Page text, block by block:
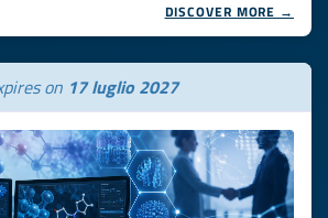
DISCOVER MORE →
on 17 luglio 2027